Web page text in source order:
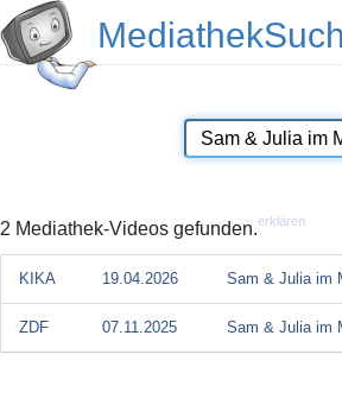
2 Mediathek-Videos gefunden.erklären
KIKA 19.04.2026 Sam & Julia im
ZDF 07.11.2025 Sam & Julia im